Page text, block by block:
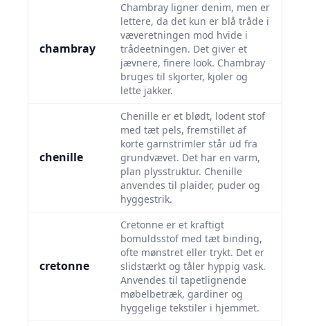
chambray
Chambray ligner denim, men er
lettere, da det kun er blå tråde i
væveretningen mod hvide i
trådeetningen. Det giver et
jævnere, finere look. Chambray
bruges til skjorter, kjoler og
lette jakker.
chenille
Chenille er et blødt, lodent stof
med tæt pels, fremstillet af
korte garnstrimler står ud fra
grundvævet. Det har en varm,
plan plysstruktur. Chenille
anvendes til plaider, puder og
hyggestrik.
cretonne
Cretonne er et kraftigt
bomuldsstof med tæt binding,
ofte mønstret eller trykt. Det er
slidstærkt og tåler hyppig vask.
Anvendes til tapetlignende
møbelbetræk, gardiner og
hyggelige tekstiler i hjemmet.